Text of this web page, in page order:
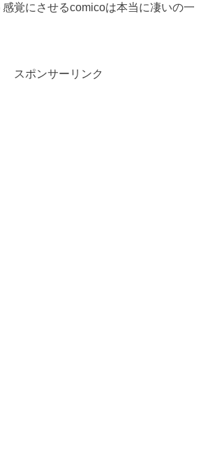
感覚にさせるcomicoは本当に凄いの一
スポンサーリンク